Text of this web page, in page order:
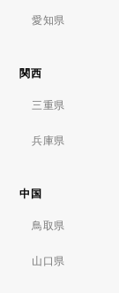
愛知県
関西
三重県
兵庫県
中国
鳥取県
山口県